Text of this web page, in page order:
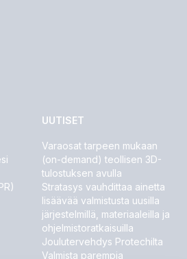
UUTISET
Varaosat tarpeen mukaan
(on-demand) teollisen 3D-
tulostuksen avulla
Stratasys vauhdittaa ainetta
lisäävää valmistusta uusilla
järjestelmillä, materiaaleilla ja
ohjelmistoratkaisuilla
Joulutervehdys Protechilta
Valmista parempia